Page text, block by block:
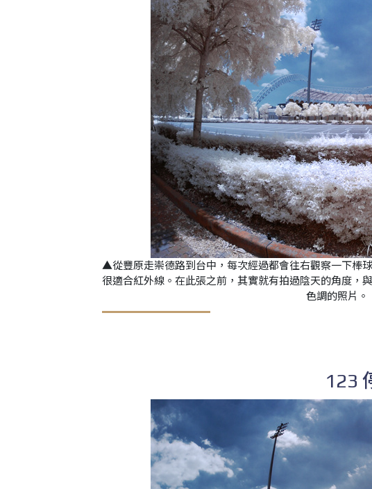
▲從豐原走崇德路到台中，每次經過都會往右觀察一下棒
很適合紅外線。在此張之前，其實就有拍過陰天的角度，
色調的照片。
123